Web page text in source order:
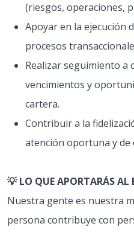
(riesgos, operaciones,
Apoyar en la ejecución
procesos
Realizar seguimiento a
vencimientos y
cartera.
Contribuir a la
atención oportuna y de
💡 LO QUE APORTARÁS AL
Nuestra gente es nuestra
persona contribuye con